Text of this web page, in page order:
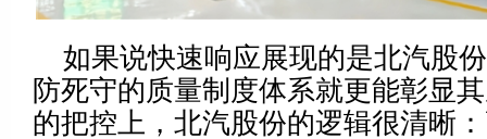
如果说快速响应展现的是北汽股
防死守的质量制度体系就更能彰显
的把控上，北汽股份的逻辑很清晰